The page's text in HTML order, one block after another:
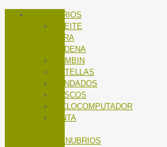
ACCESORIOS
ACEITE
PARA
CADENA
BOMBIN
BOTELLAS
CANDADOS
CASCOS
CICLOCOMPUTADOR
CINTA
MANUBRIOS